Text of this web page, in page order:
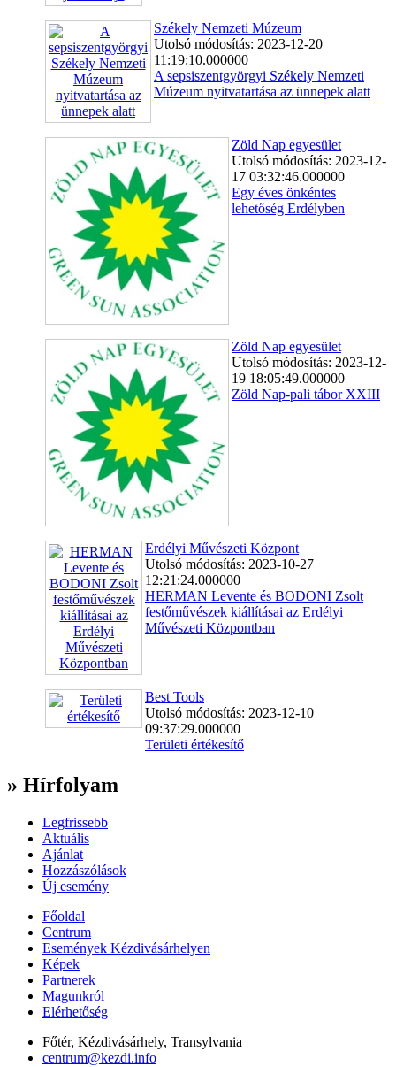
Székely Nemzeti Múzeum
Utolsó módosítás: 2023-12-20
11:19:10.000000
A sepsiszentgyörgyi Székely Nemzeti
Múzeum nyitvatartása az ünnepek alatt
Zöld Nap egyesület
Utolsó módosítás: 2023-12-
17 03:32:46.000000
Egy éves önkéntes
lehetőség Erdélyben
Zöld Nap egyesület
Utolsó módosítás: 2023-12-
19 18:05:49.000000
Zöld Nap-pali tábor XXIII
Erdélyi Művészeti Központ
Utolsó módosítás: 2023-10-27
12:21:24.000000
HERMAN Levente és BODONI Zsolt
festőművészek kiállításai az Erdélyi
Művészeti Központban
Best Tools
Utolsó módosítás: 2023-12-10
09:37:29.000000
Területi értékesítő
» Hírfolyam
Legfrissebb
Aktuális
Ajánlat
Hozzászólások
Új esemény
Főoldal
Centrum
Események Kézdivásárhelyen
Képek
Partnerek
Magunkról
Elérhetőség
Főtér, Kézdivásárhely, Transylvania
centrum@kezdi.info